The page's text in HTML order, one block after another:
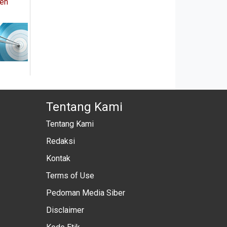
Tentang Kami
Tentang Kami
Redaksi
Kontak
Terms of Use
Pedoman Media Siber
Disclaimer